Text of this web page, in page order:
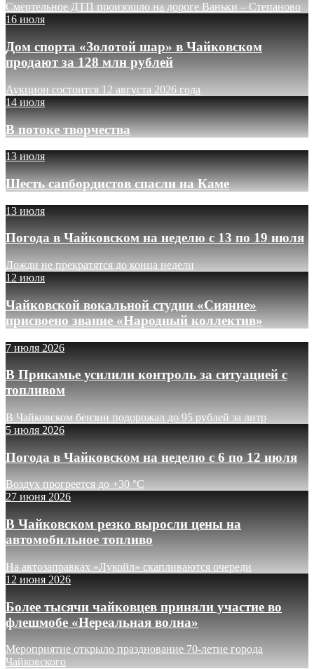
Смертельное ДТП произошло на дороге Ваньки – Степаново
16 июля
Дом спорта «Золотой шар» в Чайковском
продают за 128 млн рублей
Аукцион состоится 12 августа 2026 года
14 июля
В потоке творчества
13 июля
Шесть сапбордистов спасли на Каме
13 июля
Погода в Чайковском на неделю с 13 по 19 июля
Дожди не прекратятся до конца недели
12 июля
Чайковской вокальной студии «Сияние»
присвоено звание «Народный коллектив»
7 июля 2026
В Прикамье усилили контроль за ситуацией с
топливом
В Чайковском бензин подорожал до 95 рублей за литр
5 июля 2026
Погода в Чайковском на неделю с 6 по 12 июля
Воздух прогреется до +30 °C
27 июня 2026
В Чайковском резко выросли цены на
автомобильное топливо
На автозаправках «Лукойл» скапливаются очереди
12 июня 2026
Более тысячи чайковцев приняли участие во
флешмобе «Нереальная волна»
Мероприятие открыло празднование 70-летие города
Чайковского